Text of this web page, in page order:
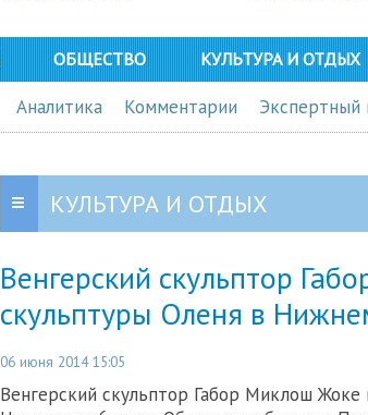
ОБЩЕСТВО КУЛЬТУРА И ОТДЫХ
Аналитика Комментарии Экспертный
КУЛЬТУРА И ОТДЫХ
Венгерский скульптор
скульптуры Оленя в
06 июня 2014 15:05
Венгерский скульптор Габор Миклош